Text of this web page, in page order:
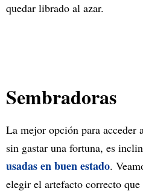
quedar librado al azar.
Sembradoras
La mejor opción para acceder
sin gastar una fortuna, es
usadas en buen estado.
elegir el artefacto correcto que